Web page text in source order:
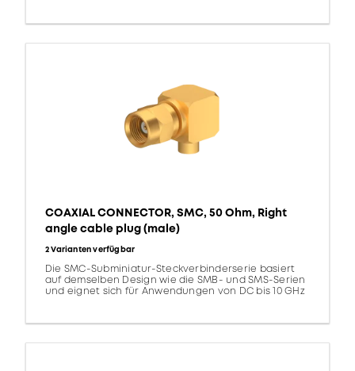
COAXIAL CONNECTOR, SMC, 50 Ohm, Right
angle cable plug (male)
2 Varianten verfügbar
Die SMC-Subminiatur-Steckverbinderserie basiert
auf demselben Design wie die SMB- und SMS-Serien
und eignet sich für Anwendungen von DC bis 10 GHz